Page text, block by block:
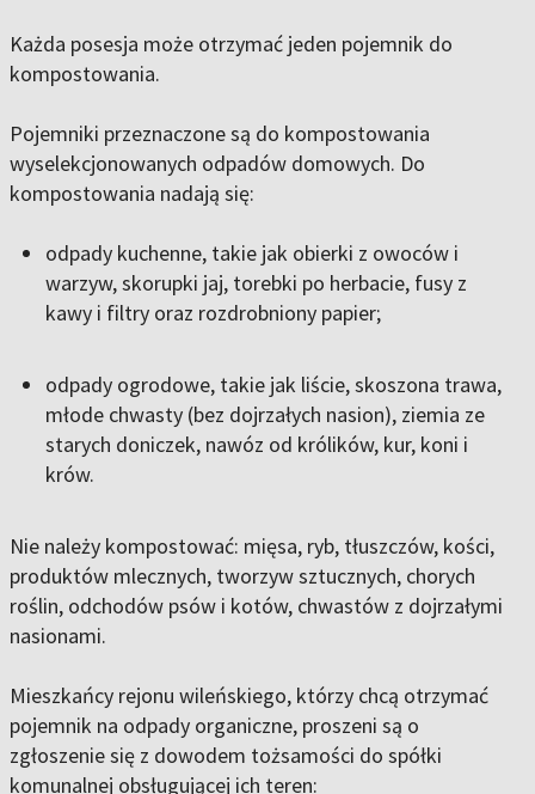
Każda posesja może otrzymać jeden pojemnik do
kompostowania.
Pojemniki przeznaczone są do kompostowania
wyselekcjonowanych odpadów domowych. Do
kompostowania nadają się:
odpady kuchenne, takie jak obierki z owoców i
warzyw, skorupki jaj, torebki po herbacie, fusy z
kawy i filtry oraz rozdrobniony papier;
odpady ogrodowe, takie jak liście, skoszona trawa,
młode chwasty (bez dojrzałych nasion), ziemia ze
starych doniczek, nawóz od królików, kur, koni i
krów.
Nie należy kompostować: mięsa, ryb, tłuszczów, kości,
produktów mlecznych, tworzyw sztucznych, chorych
roślin, odchodów psów i kotów, chwastów z dojrzałymi
nasionami.
Mieszkańcy rejonu wileńskiego, którzy chcą otrzymać
pojemnik na odpady organiczne, proszeni są o
zgłoszenie się z dowodem tożsamości do spółki
komunalnej obsługującej ich teren: